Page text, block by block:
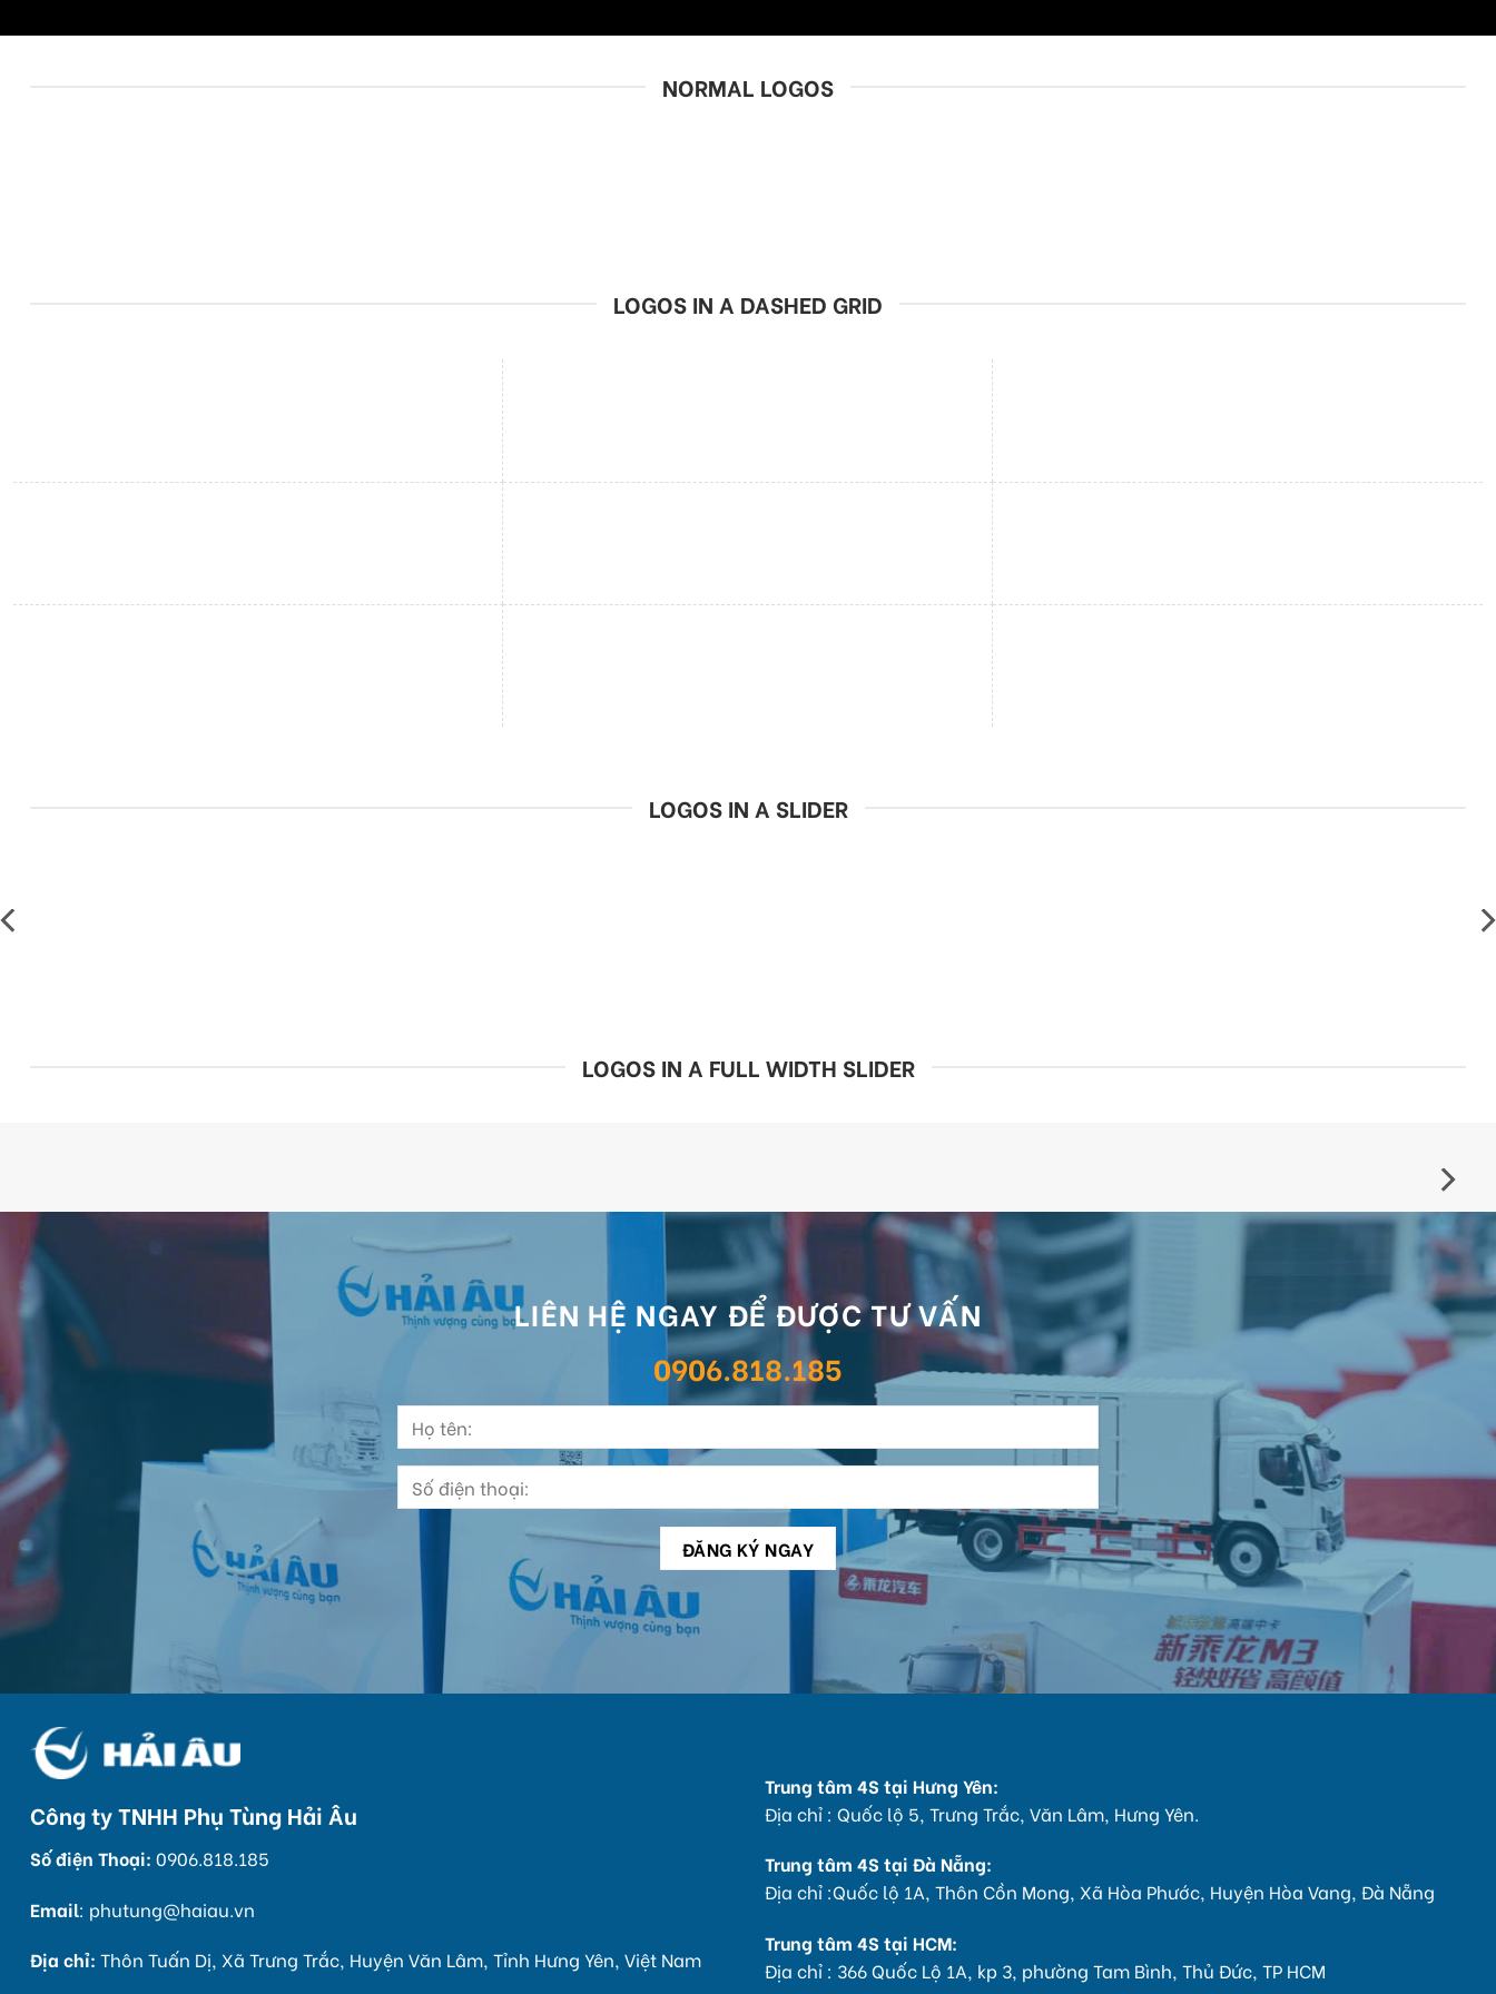
NORMAL LOGOS
LOGOS IN A DASHED GRID
LOGOS IN A SLIDER
LOGOS IN A FULL WIDTH SLIDER
LIÊN HỆ NGAY ĐỂ ĐƯỢC TƯ VẤN
0906.818.185
Công ty TNHH Phụ Tùng Hải Âu
Số điện Thoại: 0906.818.185
Email: phutung@haiau.vn
Địa chỉ: Thôn Tuấn Dị, Xã Trưng Trắc, Huyện Văn Lâm, Tỉnh Hưng Yên, Việt Nam
Trung tâm 4S tại Hưng Yên:
Địa chỉ : Quốc lộ 5, Trưng Trắc, Văn Lâm, Hưng Yên.
Trung tâm 4S tại Đà Nẵng:
Địa chỉ :Quốc lộ 1A, Thôn Cồn Mong, Xã Hòa Phước, Huyện Hòa Vang, Đà Nẵng
Trung tâm 4S tại HCM:
Địa chỉ : 366 Quốc Lộ 1A, kp 3, phường Tam Bình, Thủ Đức, TP HCM